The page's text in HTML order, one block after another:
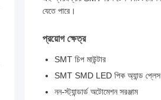
যেতে পারে।
প্রয়োগ ক্ষেত্র
SMT চিপ মাউন্টার
SMT SMD LED পিক অ্যান্ড প্লেস
নন-স্ট্যান্ডার্ড অটোমেশন সরঞ্জাম